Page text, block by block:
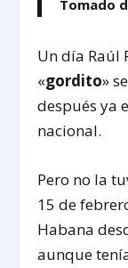
Tomado
Un día Raúl
«gordito»
después ya
nacional.
Pero no la
15 de
Habana
aunque